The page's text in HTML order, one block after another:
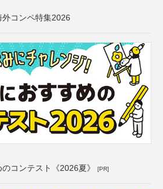
コンペ特集2026
コンテスト《2026夏》 [PR]